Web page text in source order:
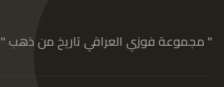
" مجموعة فوزي العراقي تاريخ من ذهب "